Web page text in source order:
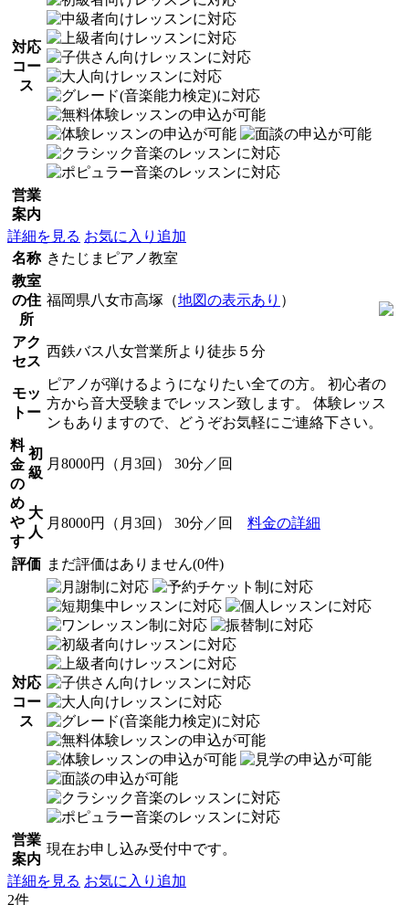
対応
コー
ス
営業
案内
詳細を見る お気に入り追加
名称 きたじまピアノ教室
教室
の住
所
福岡県八女市高塚（地図の表示あり ）
アク
セス
西鉄バス八女営業所より徒歩５分
モッ
トー
ピアノが弾けるようになりたい全ての方。 初心者の
方から音大受験までレッスン致します。 体験レッス
ンもありますので、どうぞお気軽にご連絡下さい。
料
金
の
め
や
す
初
級
月8000円（月3回） 30分／回
大
人
月8000円（月3回） 30分／回 料金の詳細
評価 まだ評価はありません(0件)
対応
コー
ス
営業
案内
現在お申し込み受付中です。
詳細を見る お気に入り追加
2件